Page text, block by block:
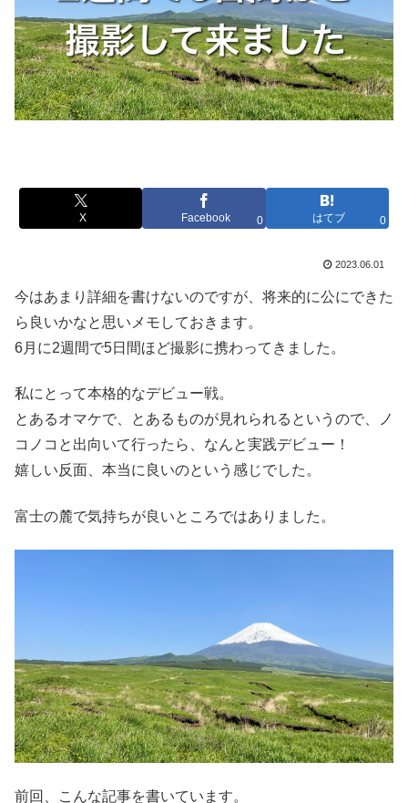
X Facebook 0 はてブ 0
2023.06.01
今はあまり詳細を書けないのですが、将来的に公にできた
ら良いかなと思いメモしておきます。
6月に2週間で5日間ほど撮影に携わってきました。
私にとって本格的なデビュー戦。
とあるオマケで、とあるものが見れられるというので、ノ
コノコと出向いて行ったら、なんと実践デビュー！
嬉しい反面、本当に良いのという感じでした。
富士の麓で気持ちが良いところではありました。
前回、こんな記事を書いています。